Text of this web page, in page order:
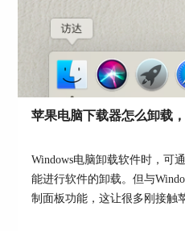
的标签，可以直接为新的
喜欢短视频，想要下载一
以将新标签命名为“短视频
苹果电脑下载器怎么卸载
Windows电脑卸载软件时，可
能进行软件的卸载。但与
制面板功能，这让很多刚接触
到底苹果电脑是怎么卸载软件